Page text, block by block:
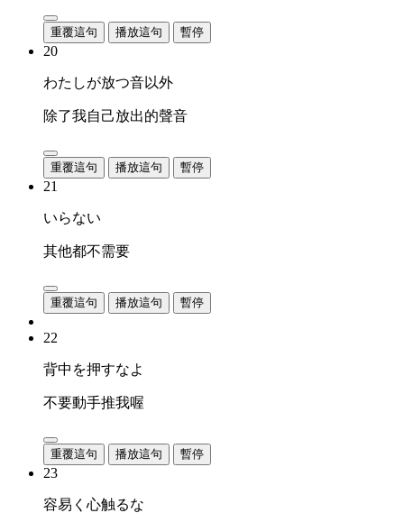
重覆這句 播放這句 暫停
20
わたしが放つ音以外
除了我自己放出的聲音
重覆這句 播放這句 暫停
21
いらない
其他都不需要
重覆這句 播放這句 暫停
22
背中を押すなよ
不要動手推我喔
重覆這句 播放這句 暫停
23
容易く心触るな